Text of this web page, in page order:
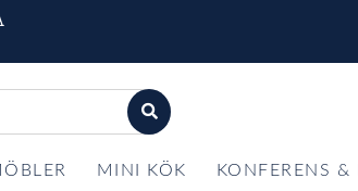
MINI KÖK KONFERENS &